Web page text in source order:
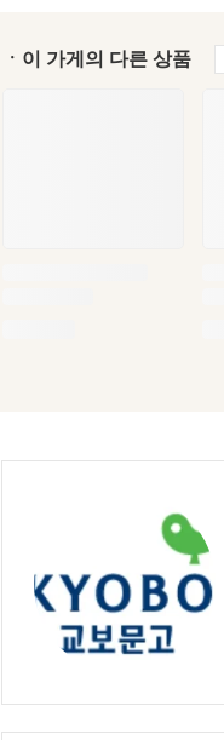
ㆍ이 가게의 다른 상품